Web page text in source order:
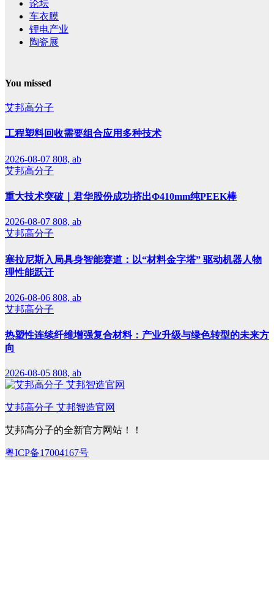
论坛
车衣膜
锂电产业
陶瓷展
You missed
艾邦高分子
工程塑料回收需要组合应用多种技术
2026-08-07 808, ab
艾邦高分子
重大技术突破｜君华股份成功挤出Φ410mm纯PEEK棒
2026-08-07 808, ab
艾邦高分子
塞拉尼斯入局具身智能赛道：以“材料金字塔” 驱动机器人物
理性能跃迁
2026-08-06 808, ab
艾邦高分子
热塑性连续纤维增强复合材料：产业升级与绿色转型的未来方
向
2026-08-05 808, ab
艾邦高分子 艾邦智造官网
艾邦高分子的全新官方网站！！
粤ICP备17004167号